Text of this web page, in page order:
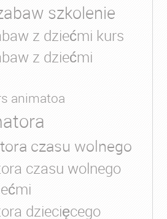
szkolenie
z dziećmi kurs
z dziećmi
animatoa
czasu wolnego
czasu wolnego
dziecięcego